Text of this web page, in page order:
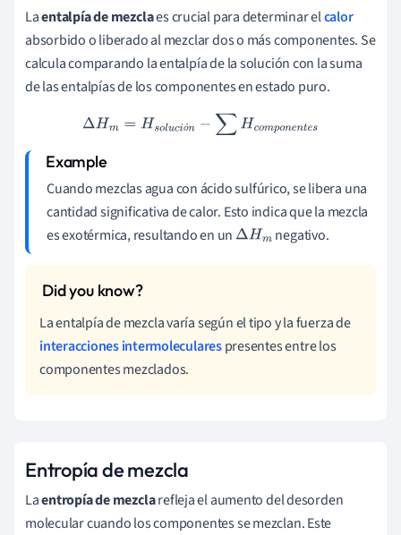
Laentalpía de mezclaes crucial para determinar elcalor
absorbido o liberado al mezclar dos o más componentes. Se
calcula comparando la entalpía de la solución con la suma
de las entalpías de los componentes en estado puro.
ó
ΔHm= Hsolución −∑Hco mponentes
Cuando mezclas agua con ácido sulfúrico, se libera una
cantidad significativa de calor. Esto indica que la mezcla
es exotérmica, resultando en un ΔHm negativo.
La entalpía de mezcla varía según el tipo y la fuerza de
interacciones intermolecularespresentes entre los
componentes mezclados.
Entropía de mezcla
Laentropía de mezclarefleja el aumento del desorden
molecular cuando los componentes se mezclan. Este